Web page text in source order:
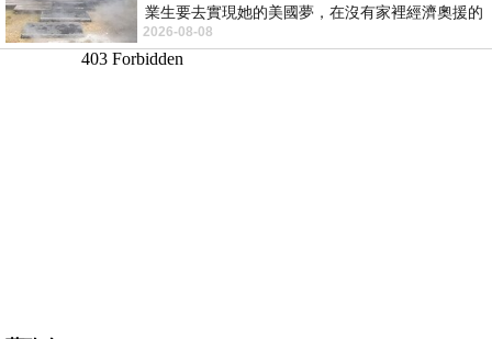
業生要去實現她的美國夢，在沒有家裡經濟奧援的
情況下，靠著自我努力工作累積出國基
2026-08-08